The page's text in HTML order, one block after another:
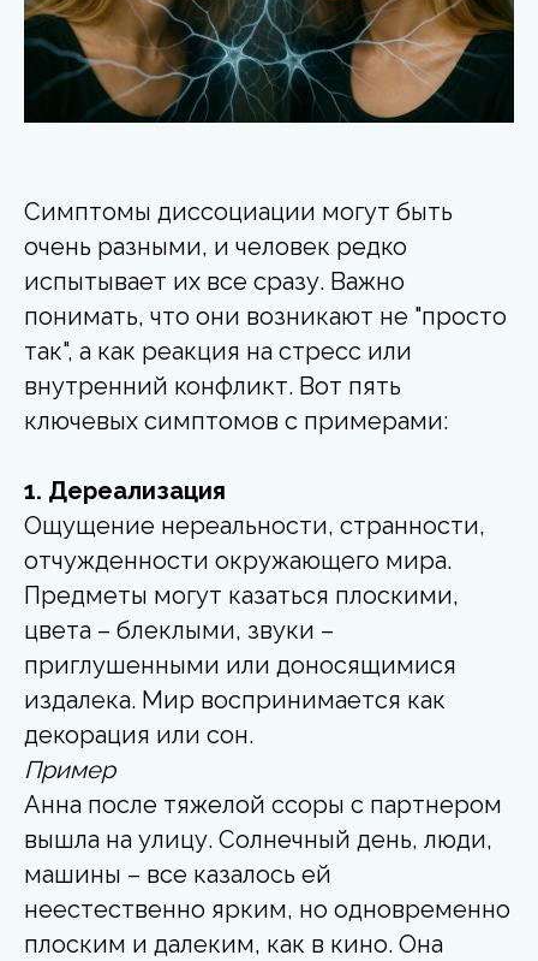
Симптомы диссоциации могут быть
очень разными, и человек редко
испытывает их все сразу. Важно
понимать, что они возникают не "просто
так", а как реакция на стресс или
внутренний конфликт. Вот пять
ключевых симптомов с примерами:
1. Дереализация
Ощущение нереальности, странности,
отчужденности окружающего мира.
Предметы могут казаться плоскими,
цвета – блеклыми, звуки –
приглушенными или доносящимися
издалека. Мир воспринимается как
декорация или сон.
Пример
Анна после тяжелой ссоры с партнером
вышла на улицу. Солнечный день, люди,
машины – все казалось ей
неестественно ярким, но одновременно
плоским и далеким, как в кино. Она